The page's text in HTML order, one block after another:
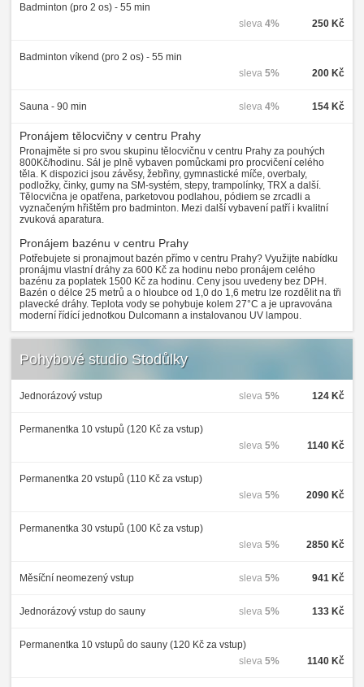
Badminton (pro 2 os) - 55 min
250 Kč
sleva 4%
Badminton víkend (pro 2 os) - 55 min
200 Kč
sleva 5%
Sauna - 90 min 154 Kč
sleva 4%
Pronájem tělocvičny v centru Prahy
Pronajměte si pro svou skupinu tělocvičnu v centru Prahy za pouhých
800Kč/hodinu. Sál je plně vybaven pomůckami pro procvičení celého
těla. K dispozici jsou závěsy, žebřiny, gymnastické míče, overbaly,
podložky, činky, gumy na SM-systém, stepy, trampolínky, TRX a další.
Tělocvična je opatřena, parketovou podlahou, pódiem se zrcadli a
vyznačeným hřištěm pro badminton. Mezi další vybavení patří i kvalitní
zvuková aparatura.
Pronájem bazénu v centru Prahy
Potřebujete si pronajmout bazén přímo v centru Prahy? Využijte nabídku
pronájmu vlastní dráhy za 600 Kč za hodinu nebo pronájem celého
bazénu za poplatek 1500 Kč za hodinu. Ceny jsou uvedeny bez DPH.
Bazén o délce 25 metrů a o hloubce od 1,0 do 1,6 metru lze rozdělit na tři
plavecké dráhy. Teplota vody se pohybuje kolem 27°C a je upravována
moderní řídící jednotkou Dulcomann a instalovanou UV lampou.
Pohybové studio Stodůlky
Jednorázový vstup 124 Kč
sleva 5%
Permanentka 10 vstupů (120 Kč za vstup)
1140 Kč
sleva 5%
Permanentka 20 vstupů (110 Kč za vstup)
2090 Kč
sleva 5%
Permanentka 30 vstupů (100 Kč za vstup)
2850 Kč
sleva 5%
Měsíční neomezený vstup 941 Kč
sleva 5%
Jednorázový vstup do sauny 133 Kč
sleva 5%
Permanentka 10 vstupů do sauny (120 Kč za vstup)
1140 Kč
sleva 5%